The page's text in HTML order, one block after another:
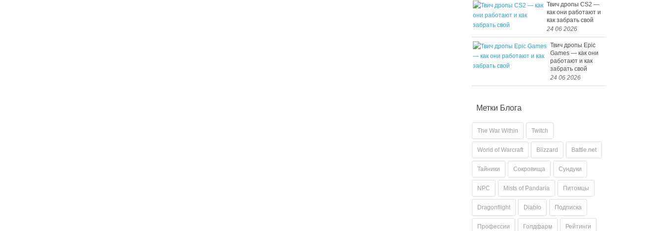
Твич дропы CS2 —
как они работают и
как забрать свой
24 06 2026
Твич дропы Epic
Games — как они
работают и как
забрать свой
24 06 2026
Метки Блога
The War Within Twitch
World of Warcraft Blizzard Battle.net
Тайники Сокровища Сундуки
NPC Mists of Pandaria Питомцы
Dragonflight Diablo Подписка
Профессии Голдфарм Рейтинги